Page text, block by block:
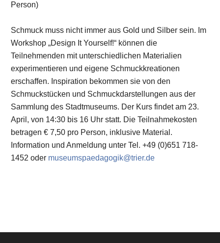
Person)
Schmuck muss nicht immer aus Gold und Silber sein. Im
Workshop „Design It Yourself!“ können die
Teilnehmenden mit unterschiedlichen Materialien
experimentieren und eigene Schmuckkreationen
erschaffen. Inspiration bekommen sie von den
Schmuckstücken und Schmuckdarstellungen aus der
Sammlung des Stadtmuseums. Der Kurs findet am 23.
April, von 14:30 bis 16 Uhr statt. Die Teilnahmekosten
betragen € 7,50 pro Person, inklusive Material.
Information und Anmeldung unter Tel. +49 (0)651 718-
1452 oder museumspaedagogik@trier.de